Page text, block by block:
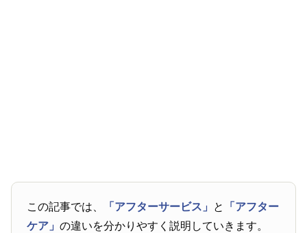
この記事では、 「アフターサービス」 と
「アフター
ケア」の違いを分かりやすく説明していきます。